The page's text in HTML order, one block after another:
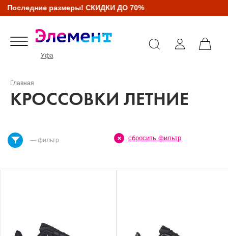
размеры! СКИДКИ ДО 70%
Уфа
Главная
КРОССОВКИ ЛЕТНИЕ
— фильтр сбросить фильтр